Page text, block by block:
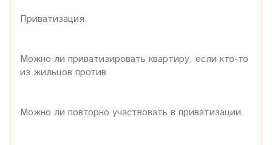
Приватизация
Можно ли приватизировать квартиру, если кто-то
из жильцов против
Можно ли повторно участвовать в приватизации